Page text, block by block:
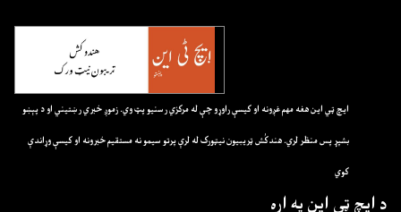
ايچ ټي اين هغه مهم غږونه او کيسې راوړو چې له مرکزي رسنيو پټ وي. زموږ خبري رښتيني او د پېښو
بشپړ پس منظر لري. هندکُش ټريبيون نيټورک له لرې پرتو سيمو نه مستقيم خبرونه او کيسې وړاندې
کوي
د ايچ ټي اين په اړه